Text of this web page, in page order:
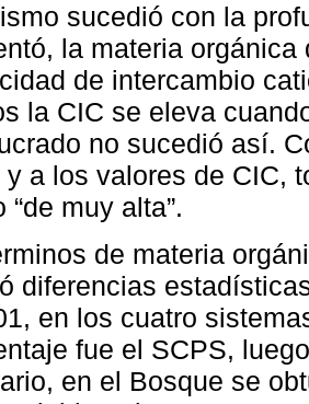
sucedió con la
la materia
de intercambio
la CIC se eleva
no sucedió así.
y a los valores de CIC,
“de muy alta”.
de materia
diferencias
en los cuatro
fue el SCPS,
en el Bosque se